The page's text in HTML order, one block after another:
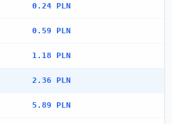
0.24 PLN
0.59 PLN
1.18 PLN
2.36 PLN
5.89 PLN